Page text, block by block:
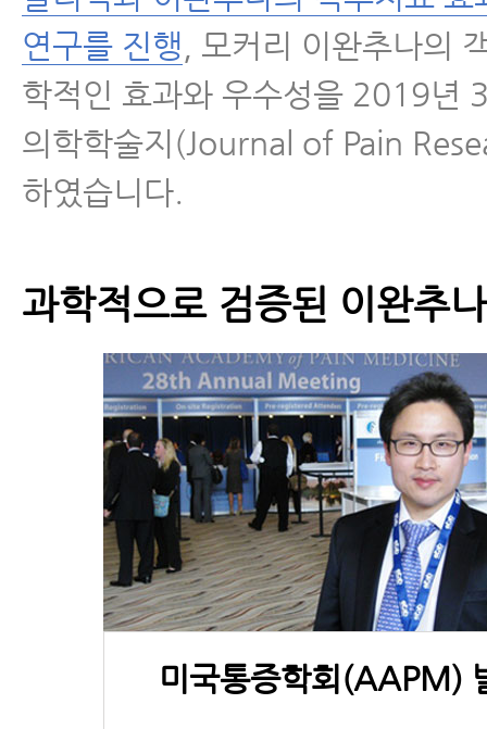
연구를 진행, 모커리 이완추나의
학적인 효과와 우수성을 2019년
의학학술지(Journal of Pain
하였습니다.
과학적으로 검증된 이완추나
미국통증학회(AAPM)